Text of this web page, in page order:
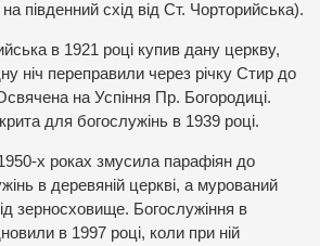
південний схід від Ст. Чорторийська).
в 1921 році купив дану церкву,
ніч переправили через річку Стир до
на Успіння Пр. Богородиці.
для богослужінь в 1939 році.
х роках змусила парафіян до
в деревяній церкві, а мурований
зерносховище. Богослужіння в
в 1997 році, коли при ній